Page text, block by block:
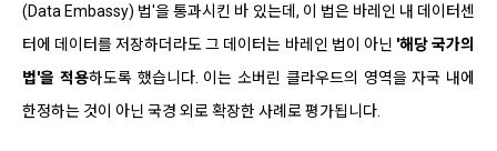
(Data Embassy) 법'을 통과시킨 바 있는데, 이 법은 바레인 내 데이터센
터에 데이터를 저장하더라도 그 데이터는 바레인 법이 아닌 '해당 국가의
법'을 적용하도록 했습니다. 이는 소버린 클라우드의 영역을 자국 내에
한정하는 것이 아닌 국경 외로 확장한 사례로 평가됩니다.